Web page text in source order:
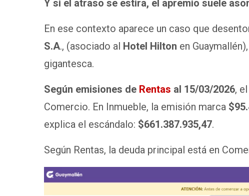
Y si el atraso se estira, el apremio suele
En ese contexto aparece un caso que
S.A., (asociado al Hotel Hilton en
gigantesca.
Según emisiones de Rentas al 15/03/2026,
Comercio. En Inmueble, la emisión marca
explica el escándalo: $661.387.935,47.
Según Rentas, la deuda principal está en